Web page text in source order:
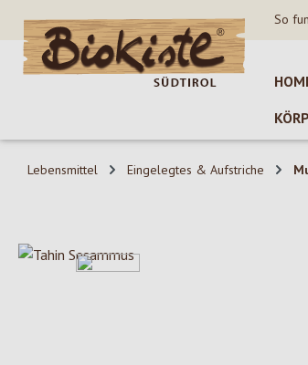
Hauptinhalt springen
Zur Suche springen
Zur Hauptnavigation springen So
Lebensmittel Eingelegtes & Aufstriche
Bildergalerie überspringen